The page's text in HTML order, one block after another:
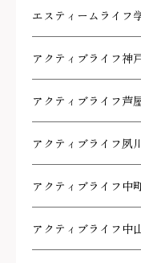
エスティームライフ
アクティブライフ神
アクティブライフ芦
アクティブライフ夙
アクティブライフ中
アクティブライフ中